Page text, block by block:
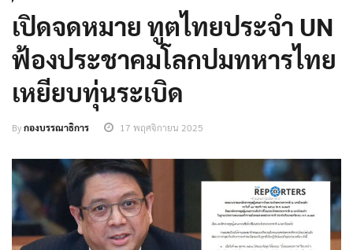
เปิดจดหมาย ทูตไทยประจำ UN
ฟ้องประชาคมโลกปมทหารไทย
เหยียบทุ่นระเบิด
Byกองบรรณาธิการ 17 พฤศจิกายน 2025